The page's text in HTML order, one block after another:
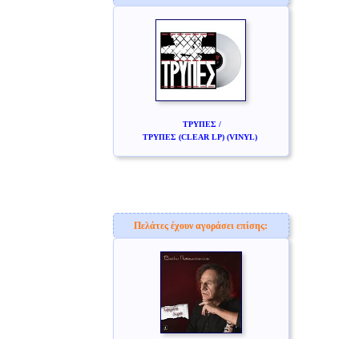
ΤΡΥΠΕΣ /
ΤΡΥΠΕΣ (CLEAR LP) (VINYL)
Πελάτες έχουν αγοράσει επίσης: